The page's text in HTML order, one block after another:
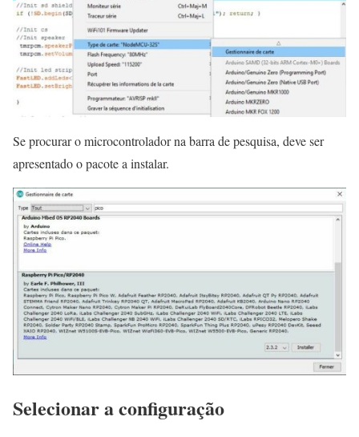
Se procurar o microcontrolador na barra de pesquisa, deve ser
apresentado o pacote a instalar.
Selecionar a configuração